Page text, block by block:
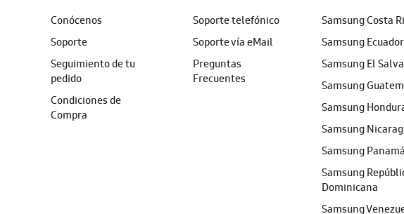
Conócenos
Soporte
Seguimiento de tu
pedido
Condiciones de
Compra
Soporte telefónico
Soporte vía eMail
Preguntas
Frecuentes
Samsung Costa
Samsung Ecuador
Samsung El
Samsung
Samsung
Samsung
Samsung Panamá
Samsung
Dominicana
Samsung